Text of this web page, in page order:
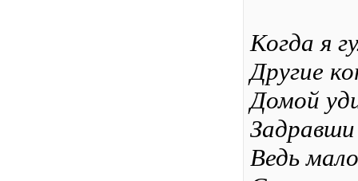
Когда я
Другие
Домой
Ведь